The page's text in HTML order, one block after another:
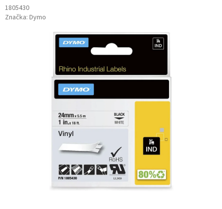
1805430
Značka: Dymo